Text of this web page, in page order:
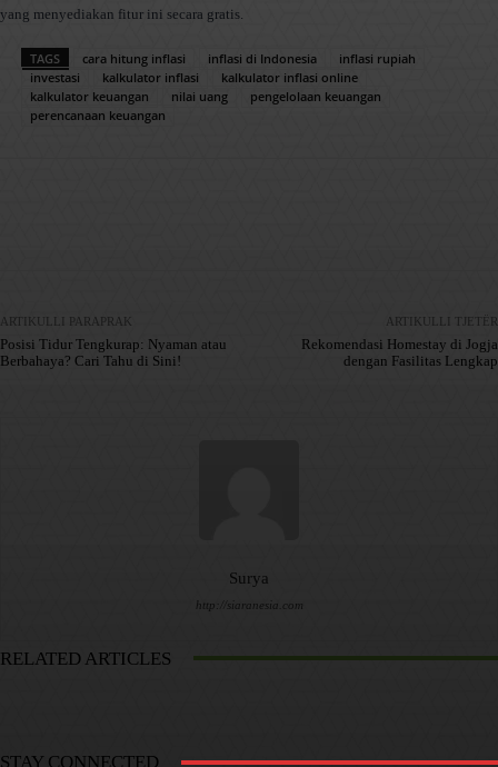
yang menyediakan fitur ini secara gratis.
TAGS cara hitung inflasi inflasi di Indonesia
inflasi rupiah
investasi
kalkulator inflasi
kalkulator inflasi online
kalkulator keuangan
nilai uang
pengelolaan keuangan
perencanaan keuangan
ARTIKULLI PARAPRAK
Posisi Tidur Tengkurap: Nyaman atau
Berbahaya? Cari Tahu di Sini!
ARTIKULLI TJETËR
Rekomendasi Homestay di Jogja
dengan Fasilitas Lengkap
Surya
http://siaranesia.com
RELATED ARTICLES
STAY CONNECTED